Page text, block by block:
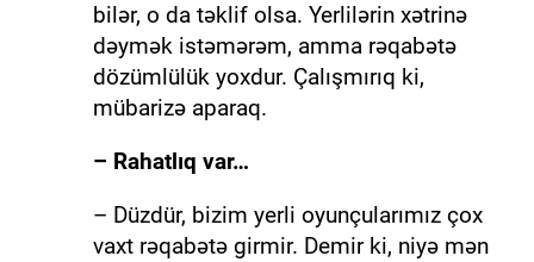
bilər, o da təklif olsa. Yerlilərin xətrinə
dəymək istəmərəm, amma rəqabətə
dözümlülük yoxdur. Çalışmırıq ki,
mübarizə aparaq.
– Rahatlıq var…
– Düzdür, bizim yerli oyunçularımız çox
vaxt rəqabətə girmir. Demir ki, niyə mən